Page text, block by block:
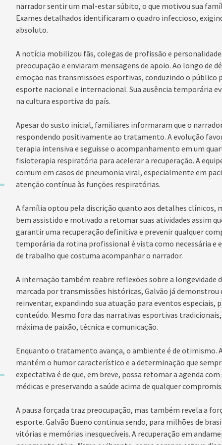
narrador sentir um mal-estar súbito, o que motivou sua
Exames detalhados identificaram o quadro infeccioso,
absoluto.
A notícia mobilizou fãs, colegas de profissão e
preocupação e enviaram mensagens de apoio. Ao longo de
emoção nas transmissões esportivas, conduzindo o
esporte nacional e internacional. Sua ausência temporária
na cultura esportiva do país.
Apesar do susto inicial, familiares informaram que o
respondendo positivamente ao tratamento. A evolução
terapia intensiva e seguisse o acompanhamento em um
fisioterapia respiratória para acelerar a recuperação. A
comum em casos de pneumonia viral, especialmente em
atenção contínua às funções respiratórias.
A família optou pela discrição quanto aos detalhes clínicos,
bem assistido e motivado a retomar suas atividades assim
garantir uma recuperação definitiva e prevenir qualquer
temporária da rotina profissional é vista como necessária
de trabalho que costuma acompanhar o narrador.
A internação também reabre reflexões sobre a longevidade
marcada por transmissões históricas, Galvão já demonstrou
reinventar, expandindo sua atuação para eventos
conteúdo. Mesmo fora das narrativas esportivas
máxima de paixão, técnica e comunicação.
Enquanto o tratamento avança, o ambiente é de otimismo.
mantém o humor característico e a determinação que
expectativa é de que, em breve, possa retomar a agenda
médicas e preservando a saúde acima de qualquer
A pausa forçada traz preocupação, mas também revela a
esporte. Galvão Bueno continua sendo, para milhões de
vitórias e memórias inesquecíveis. A recuperação em